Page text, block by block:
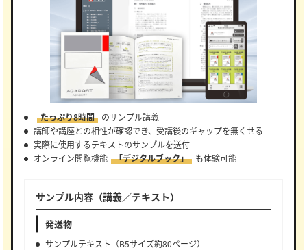
たっぷり8時間
のサンプル講義
講師や講座との相性が確認でき、受講後のギャップを無くせる
実際に使用するテキストのサンプルを送付
オンライン閲覧機能 「デジタルブック」 も体験可能
サンプル内容（講義／テキスト）
発送物
サンプルテキスト（B5サイズ約80ページ）